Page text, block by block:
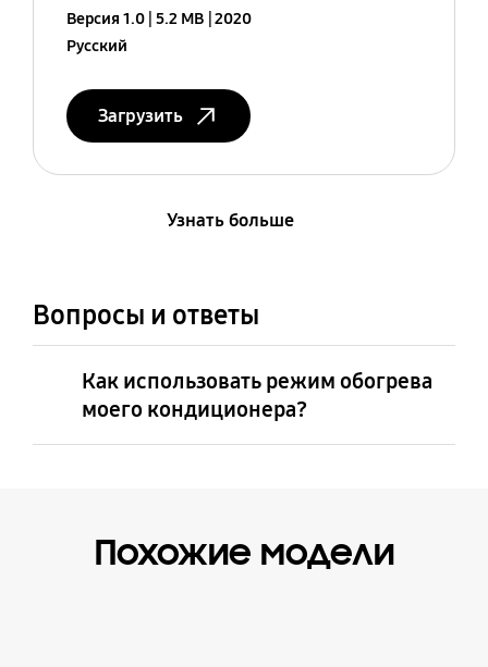
Версия 1.0 5.2 MB 2020
Русский
Загрузить
Узнать больше
Вопросы и ответы
Как использовать режим обогрева
моего кондиционера?
Похожие модели